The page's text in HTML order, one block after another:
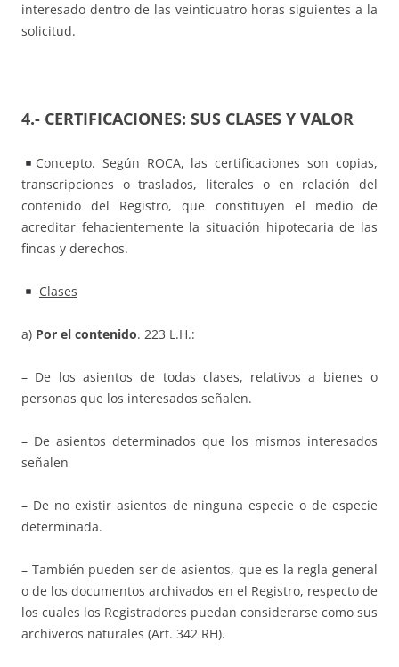
interesado dentro de las veinticuatro horas siguientes a la
solicitud.
4.- CERTIFICACIONES: SUS CLASES Y VALOR
Concepto. Según ROCA, las certificaciones son copias,
transcripciones o traslados, literales o en relación del
contenido del Registro, que constituyen el medio de
acreditar fehacientemente la situación hipotecaria de las
fincas y derechos.
Clases
a) Por el contenido. 223 L.H.:
– De los asientos de todas clases, relativos a bienes o
personas que los interesados señalen.
– De asientos determinados que los mismos interesados
señalen
– De no existir asientos de ninguna especie o de especie
determinada.
– También pueden ser de asientos, que es la regla general
o de los documentos archivados en el Registro, respecto de
los cuales los Registradores puedan considerarse como sus
archiveros naturales (Art. 342 RH).